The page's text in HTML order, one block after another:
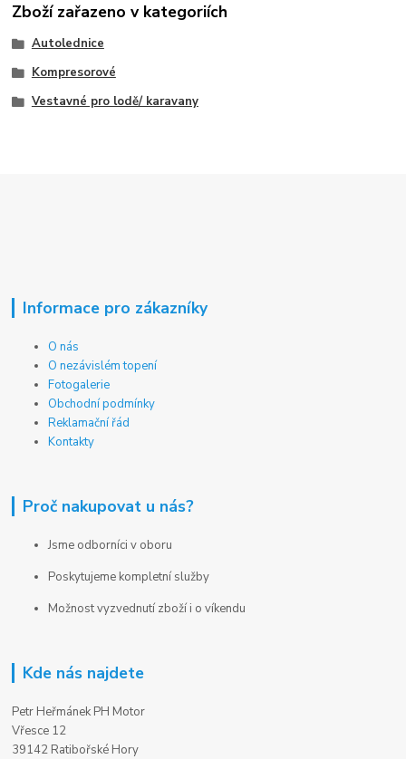
Zboží zařazeno v kategoriích
Autolednice
Kompresorové
Vestavné pro lodě/ karavany
Informace pro zákazníky
O nás
O nezávislém topení
Fotogalerie
Obchodní podmínky
Reklamační řád
Kontakty
Proč nakupovat u nás?
Jsme odborníci v oboru
Poskytujeme kompletní služby
Možnost vyzvednutí zboží i o víkendu
Kde nás najdete
Petr Heřmánek PH Motor
Vřesce 12
39142 Ratibořské Hory